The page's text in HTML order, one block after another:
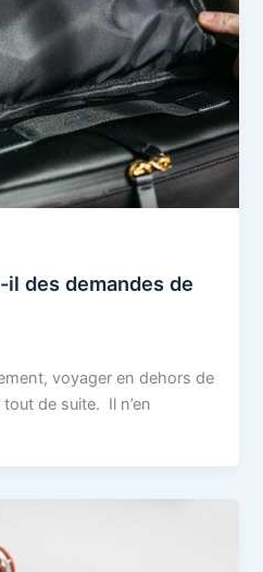
il des demandes de
voyager en dehors de
de suite. Il n’en